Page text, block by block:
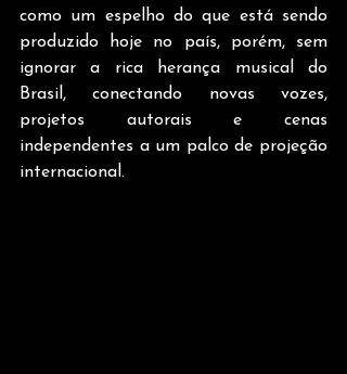
como um espelho do que está sendo
produzido hoje no país, porém, sem
ignorar a rica herança musical do
Brasil, conectando novas vozes,
projetos autorais e cenas
independentes a um palco de projeção
internacional.